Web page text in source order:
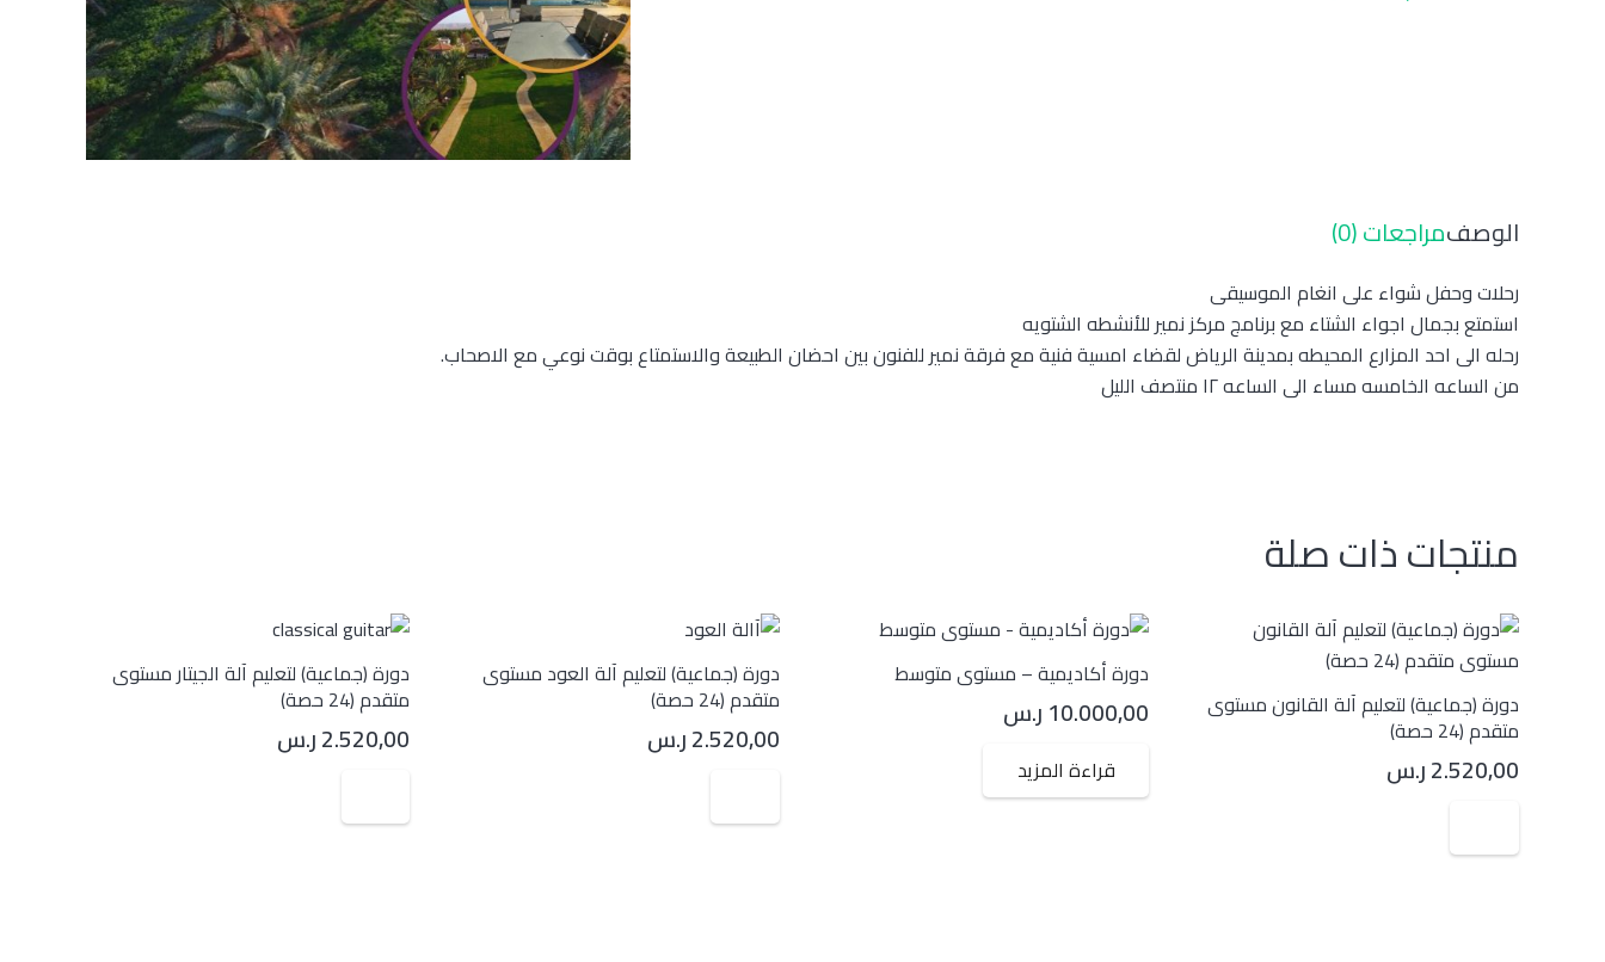
الوصفمراجعات (0)
رحلات وحفل شواء على انغام الموسيقى
استمتع بجمال اجواء الشتاء مع برنامج مركز نمير للأنشطه الشتويه
رحله الى احد المزارع المحيطه بمدينة الرياض لقضاء امسية فنية مع فرقة نمير للفنون بين احضان الطبيعة والاستمتاع بوقت نوعي مع الاصحاب.
من الساعه الخامسه مساء الى الساعه ١٢ منتصف الليل
منتجات ذات صلة
دورة (جماعية) لتعليم آلة القانون مستوى
متقدم (24 حصة)
2.520,00ر.س
دورة أكاديمية – مستوى متوسط
10.000,00ر.س
قراءة المزيد
دورة (جماعية) لتعليم آلة العود مستوى
متقدم (24 حصة)
2.520,00ر.س
دورة (جماعية) لتعليم آلة الجيتار مستوى
متقدم (24 حصة)
2.520,00ر.س